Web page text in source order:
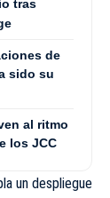
tras
de
sido su
al ritmo
los JCC
un despliegue